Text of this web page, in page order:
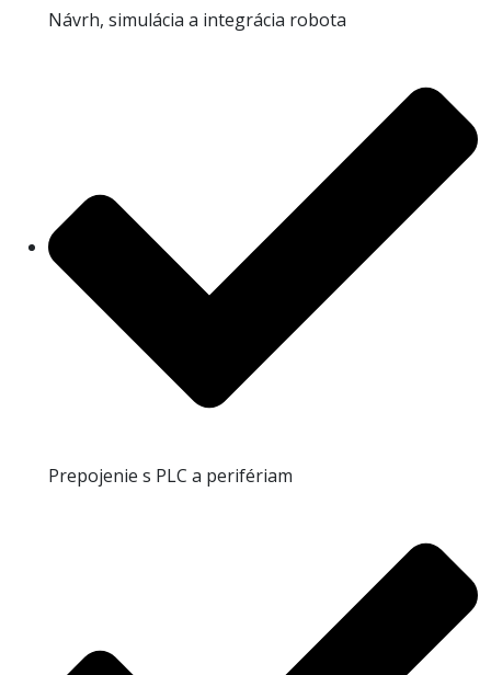
Návrh, simulácia a integrácia robota
Prepojenie s PLC a perifériam